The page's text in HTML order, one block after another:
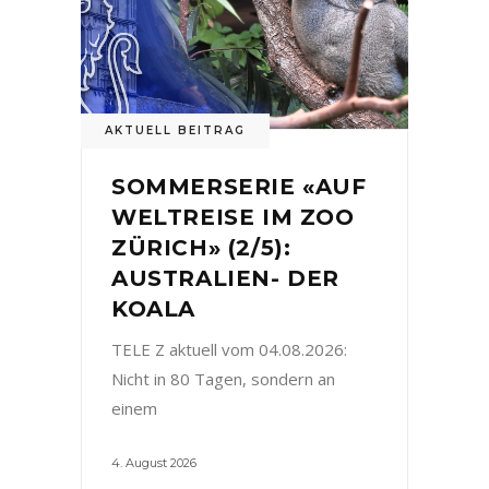
AKTUELL BEITRAG
SOMMERSERIE «AUF
WELTREISE IM ZOO
ZÜRICH» (2/5):
AUSTRALIEN- DER
KOALA
TELE Z aktuell vom 04.08.2026:
Nicht in 80 Tagen, sondern an
einem
4. August 2026